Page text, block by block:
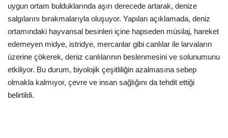
uygun ortam bulduklarında aşırı derecede artarak, denize
salgılarını bırakmalarıyla oluşuyor. Yapılan açıklamada, deniz
ortamındaki hayvansal besinleri içine hapseden müsilaj, hareket
edemeyen midye, istridye, mercanlar gibi canlılar ile larvaların
üzerine çökerek, deniz canlılarının beslenmesini ve solunumunu
etkiliyor. Bu durum, biyolojik çeşitliliğin azalmasına sebep
olmakla kalmıyor, çevre ve insan sağlığını da tehdit ettiği
belirtildi.